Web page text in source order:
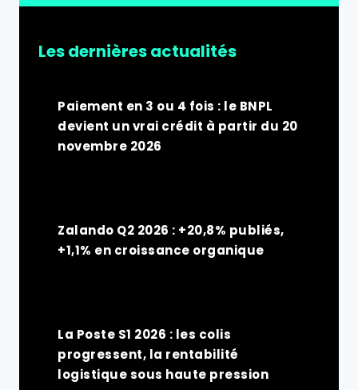
Les dernières actualités
Paiement en 3 ou 4 fois : le BNPL
devient un vrai crédit à partir du 20
novembre 2026
Zalando Q2 2026 : +20,8% publiés,
+1,1% en croissance organique
La Poste S1 2026 : les colis
progressent, la rentabilité
logistique sous haute pression